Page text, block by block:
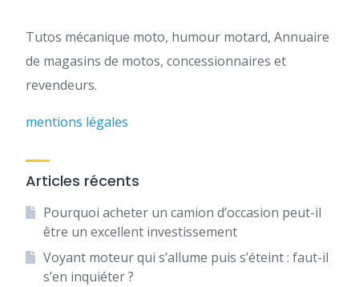
Tutos mécanique moto, humour motard, Annuaire
de magasins de motos, concessionnaires et
revendeurs.
mentions légales
Articles récents
Pourquoi acheter un camion d’occasion peut-il
être un excellent investissement
Voyant moteur qui s’allume puis s’éteint : faut-il
s’en inquiéter ?